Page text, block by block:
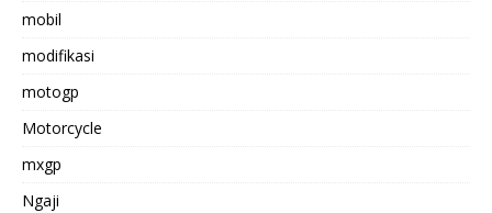
mobil
modifikasi
motogp
Motorcycle
mxgp
Ngaji